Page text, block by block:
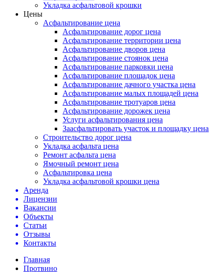
Укладка асфальтовой крошки
Цены
Асфальтирование цена
Асфальтирование дорог цена
Асфальтирование территории цена
Асфальтирование дворов цена
Асфальтирование стоянок цена
Асфальтирование парковки цена
Асфальтирование площадок цена
Асфальтирование дачного участка цена
Асфальтирование малых площадей цена
Асфальтирование тротуаров цена
Асфальтирование дорожек цена
Услуги асфальтирования цена
Заасфальтировать участок и площадку цена
Строительство дорог цена
Укладка асфальта цена
Ремонт асфальта цена
Ямочный ремонт цена
Асфальтировка цена
Укладка асфальтовой крошки цена
Аренда
Лицензии
Вакансии
Объекты
Статьи
Отзывы
Контакты
Главная
Протвино